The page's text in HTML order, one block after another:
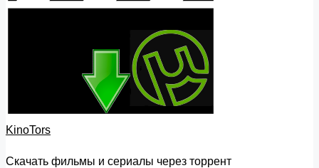
KinoTors
Скачать фильмы и сериалы через торрент